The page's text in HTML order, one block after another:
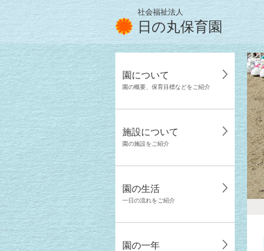
社会福祉法人
日の丸保育園
園について
園の概要、保育目標などをご紹介
施設について
園の施設をご紹介
園の生活
一日の流れをご紹介
園の一年